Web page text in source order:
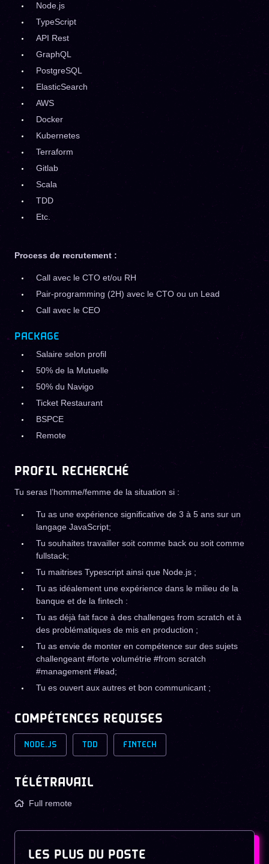
Node.js
TypeScript
API Rest
GraphQL
PostgreSQL
ElasticSearch
AWS
Docker
Kubernetes
Terraform
Gitlab
Scala
TDD
Etc.
Process de recrutement :
Call avec le CTO et/ou RH
Pair-programming (2H) avec le CTO ou un Lead
Call avec le CEO
PACKAGE
Salaire selon profil
50% de la Mutuelle
50% du Navigo
Ticket Restaurant
BSPCE
Remote
PROFIL RECHERCHÉ
Tu seras l’homme/femme de la situation si :
Tu as une expérience significative de 3 à 5 ans sur un
langage JavaScript;
Tu souhaites travailler soit comme back ou soit comme
fullstack;
Tu maitrises Typescript ainsi que Node.js ;
Tu as idéalement une expérience dans le milieu de la
banque et de la fintech :
Tu as déjà fait face à des challenges from scratch et à
des problématiques de mis en production ;
Tu as envie de monter en compétence sur des sujets
challengeant #forte volumétrie #from scratch
#management #lead;
Tu es ouvert aux autres et bon communicant ;
COMPÉTENCES REQUISES
NODE.JS TDD FINTECH
TÉLÉTRAVAIL
Full remote
LES PLUS DU POSTE